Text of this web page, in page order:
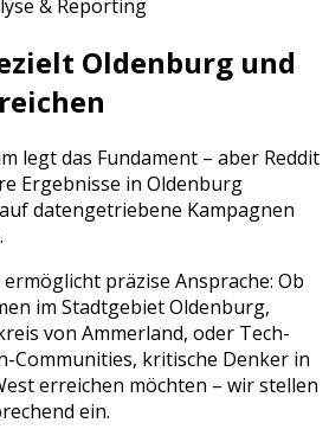
& Reporting
Oldenburg und
legt das Fundament – aber Reddit
Ergebnisse in Oldenburg
datengetriebene Kampagnen
präzise Ansprache: Ob
im StadtgebietOldenburg,
von Ammerland, oder Tech-
Communities, kritische Denker in
erreichen möchten – wir stellen
ein.